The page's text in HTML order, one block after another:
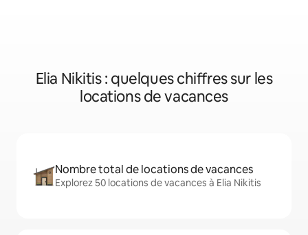
Elia Nikitis : quelques chiffres sur les
locations de vacances
Nombre total de locations de vacances
Explorez 50 locations de vacances à Elia Nikitis